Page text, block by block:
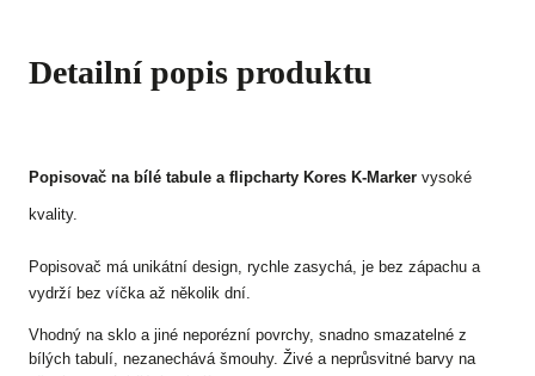
Detailní popis produktu
Popisovač na bílé tabule a flipcharty Kores K-Marker vysoké
kvality.
Popisovač má unikátní design, rychle zasychá, je bez zápachu a
vydrží bez víčka až několik dní.
Vhodný na sklo a jiné neporézní povrchy, snadno smazatelné z
bílých tabulí, nezanechává šmouhy. Živé a neprůsvitné barvy na